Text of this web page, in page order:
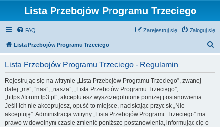
Lista Przebojów Programu Trzeciego
FAQ Zaloguj się
Zarejestruj się
Lista Przebojów Programu Trzeciego
Lista Przebojów Programu Trzeciego - Regulamin
Rejestrując się na witrynie „Lista Przebojów Programu Trzeciego”, zwanej
dalej „my”, ”nas”, „nasza”, „Lista Przebojów Programu Trzeciego”,
„https://forum.lp3.pl”, akceptujesz wyszczególnione poniżej postanowienia.
Jeśli ich nie akceptujesz, opuść to miejsce, naciskając przycisk „Nie
akceptuję”. Administracja witryny „Lista Przebojów Programu Trzeciego” ma
prawo w dowolnym czasie zmienić poniższe postanowienia, informując cię o